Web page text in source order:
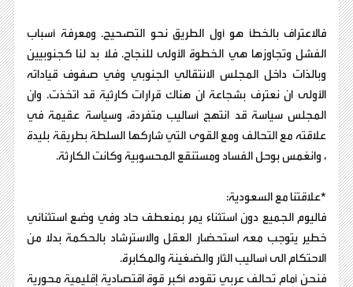
فالاعتراف بالخطأ هو أول الطريق نحو التصحيح. ومعرفة أسباب
الفشل وتجاوزها هي الخطوة الأولى للنجاح. فلا بد لنا كجنوبيين
وبالذات داخل المجلس الانتقالي الجنوبي وفي صفوف قياداته
الأولى ان نعترف بشجاعة ان هناك قرارات كارثية قد اتخذت. وان
المجلس سياسة قد انتهج أساليب متفردة، وسياسة عقيمة في
علاقته مع التحالف ومع القوى التي شاركها السلطة بطريقة بليدة
، وانغمس بوحل الفساد ومستنقع المحسوبية وكانت الكارثة.
*علاقتنا مع السعودية:
فاليوم الجميع دون استثناء يمر بمنعطف حاد وفي وضع استثنائي
خطير يتوجب معه استحضار العقل والاسترشاد بالحكمة بدلا من
الاحتكام الى أساليب الثأر والضغينة والمكابرة.
فنحن أمام تحالف عربي تقوده أكبر قوة اقتصادية إقليمية محورية